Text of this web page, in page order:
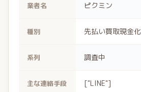
業者名 ピクミン
種別 先払い買取現金化
系列 調査中
主な連絡手段 ["LINE"]